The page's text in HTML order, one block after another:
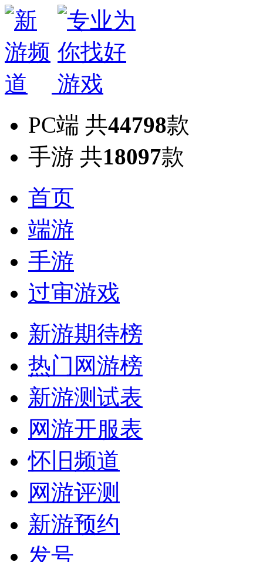
PC端 共44798款
手游 共18097款
首页
端游
手游
过审游戏
新游期待榜
热门网游榜
新游测试表
网游开服表
怀旧频道
网游评测
新游预约
发号